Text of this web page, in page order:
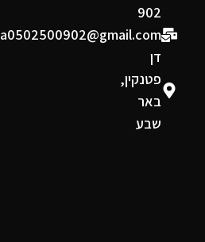
902
a0502500902@gmail.com
דן
פטנקין,
באר
שבע